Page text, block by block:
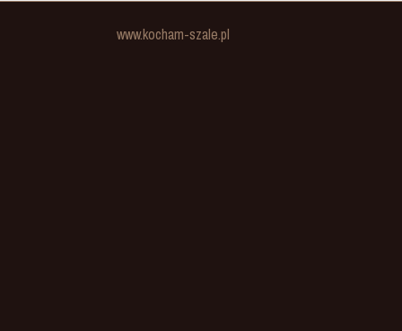
www.kocham-szale.pl